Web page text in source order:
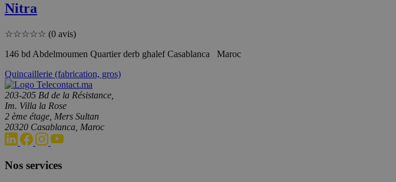
Nitra
☆☆☆☆☆ (0 avis)
146 bd Abdelmoumen Quartier derb ghalef Casablanca Maroc
Quincaillerie (fabrication, gros)
203-205 Bd de la Résistance,
Im. Villa la Rose
2 ème étage, Mers Sultan
20320 Casablanca, Maroc
Nos services